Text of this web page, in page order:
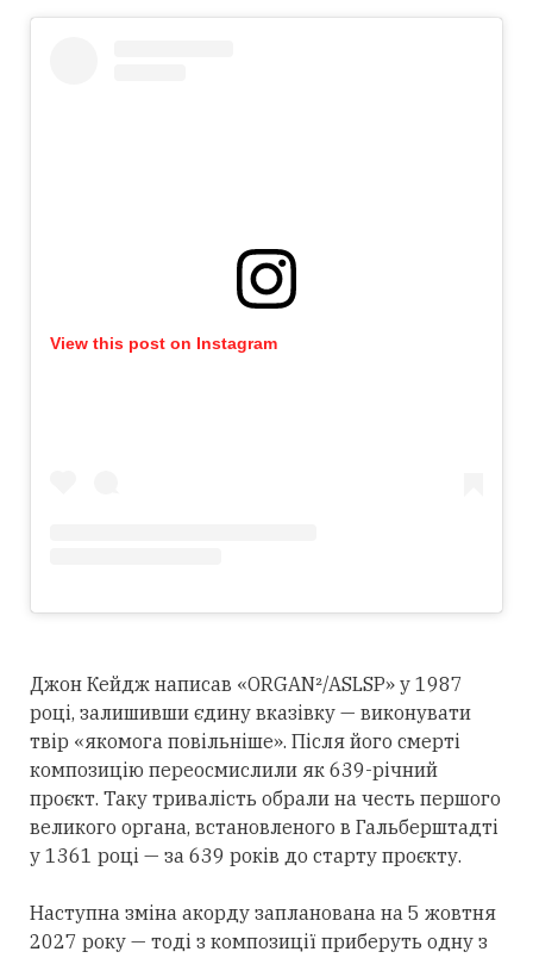
View this post on Instagram
Джон Кейдж написав «ORGAN²/ASLSP» у 1987
році, залишивши єдину вказівку — виконувати
твір «якомога повільніше». Після його смерті
композицію переосмислили як 639-річний
проєкт. Таку тривалість обрали на честь першого
великого органа, встановленого в Гальберштадті
у 1361 році — за 639 років до старту проєкту.
Наступна зміна акорду запланована на 5 жовтня
2027 року — тоді з композиції приберуть одну з